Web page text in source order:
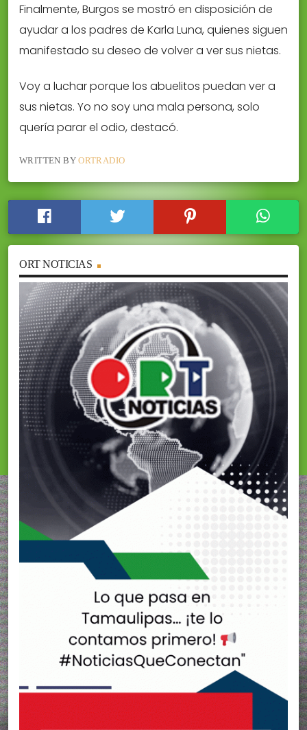
Finalmente, Burgos se mostró en disposición de
ayudar a los padres de Karla Luna, quienes siguen
manifestado su deseo de volver a ver sus nietas.
Voy a luchar porque los abuelitos puedan ver a
sus nietas. Yo no soy una mala persona, solo
quería parar el odio, destacó.
WRITTEN BYORTRADIO
ORT NOTICIAS